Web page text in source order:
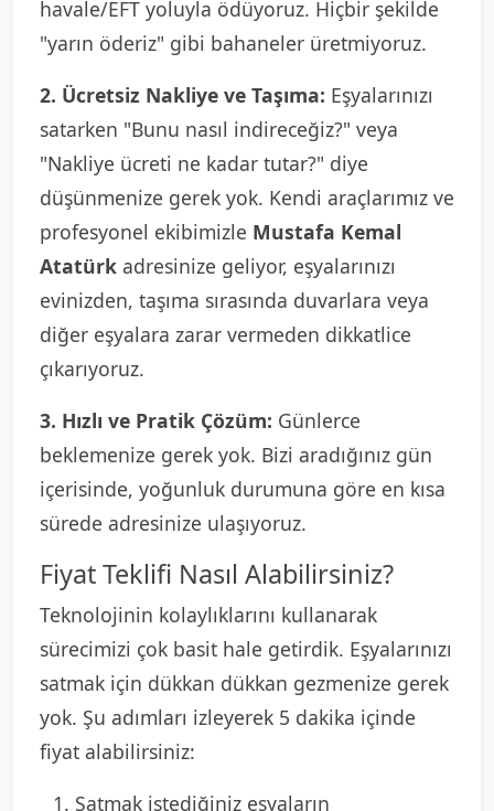
havale/EFT yoluyla ödüyoruz. Hiçbir şekilde
"yarın öderiz" gibi bahaneler üretmiyoruz.
2. Ücretsiz Nakliye ve Taşıma: Eşyalarınızı
satarken "Bunu nasıl indireceğiz?" veya
"Nakliye ücreti ne kadar tutar?" diye
düşünmenize gerek yok. Kendi araçlarımız ve
profesyonel ekibimizle Mustafa Kemal
Atatürk adresinize geliyor, eşyalarınızı
evinizden, taşıma sırasında duvarlara veya
diğer eşyalara zarar vermeden dikkatlice
çıkarıyoruz.
3. Hızlı ve Pratik Çözüm: Günlerce
beklemenize gerek yok. Bizi aradığınız gün
içerisinde, yoğunluk durumuna göre en kısa
sürede adresinize ulaşıyoruz.
Fiyat Teklifi Nasıl Alabilirsiniz?
Teknolojinin kolaylıklarını kullanarak
sürecimizi çok basit hale getirdik. Eşyalarınızı
satmak için dükkan dükkan gezmenize gerek
yok. Şu adımları izleyerek 5 dakika içinde
fiyat alabilirsiniz:
Satmak istediğiniz eşyaların